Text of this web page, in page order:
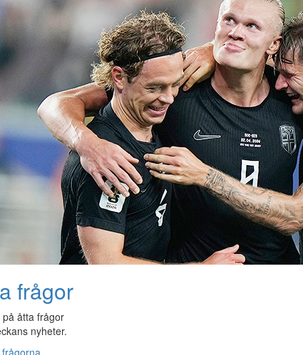
frågor
på åtta frågor
nyheter.